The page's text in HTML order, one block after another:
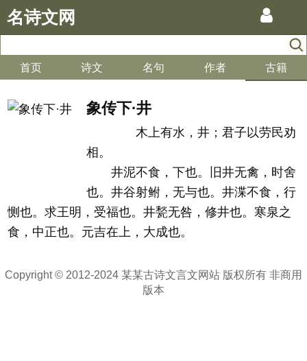
名诗文网
首页 诗文 名句 作者 古籍
象传下·井
木上有水，井；君子以劳民劝
相。
井泥不食，下也。旧井无禽，时舍
也。井谷射鲋，无与也。井渫不食，行
恻也。求王明，受福也。井甃无咎，修井也。寒泉之
食，中正也。元吉在上，大成也。
Copyright © 2012-2024 某某古诗文言文网站 版权所有 非商用
版本